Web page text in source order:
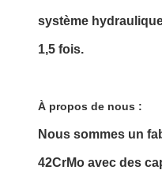
système
1,5 fois.
À propos de nous :
Nous sommes un
42CrMo avec des